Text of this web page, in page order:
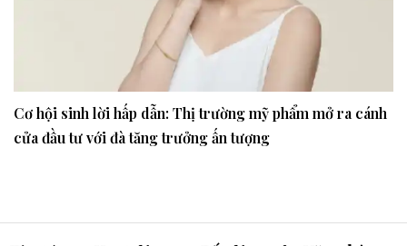
Cơ hội sinh lời hấp dẫn: Thị trường mỹ phẩm mở ra cánh
cửa đầu tư với đà tăng trưởng ấn tượng